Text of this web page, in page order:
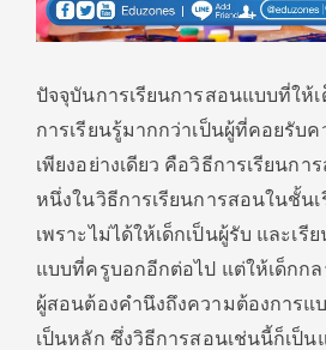
ปัจจุบันการเรียนการสอนแบบที่ให้
การเรียนรู้มากกว่าเป็นผู้ที่คอยรับ
เพียงอย่างเดียว คือวิธีการเรียนก
หนึ่งในวิธีการเรียนการสอนในชั้น
เพราะไม่ได้ให้เด็กเป็นผู้รับ และเรี
แบบที่ครูบอกอีกต่อไป แต่ให้เด็กก
ผู้สอนต้องคำนึงถึงความต้องการแ
เป็นหลัก ซึ่งวิธีการสอนเช่นนี้ก็เป็